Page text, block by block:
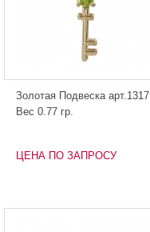
Золотая Подвеска арт.1317
Вес 0.77 гр.
ЦЕНА ПО ЗАПРОСУ